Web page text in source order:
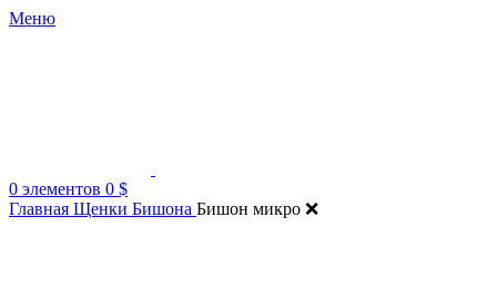
Меню
0 элементов 0 $
Главная Щенки Бишона Бишон микро ❌